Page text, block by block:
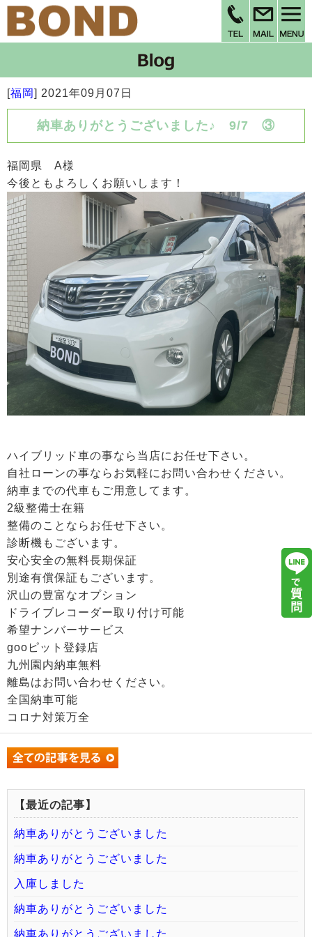
[福岡] 2021年09月07日
納車ありがとうございました♪ 9/7 ③
福岡県 A様
今後ともよろしくお願いします！
ハイブリッド車の事なら当店にお任せ下さい。
自社ローンの事ならお気軽にお問い合わせください。
納車までの代車もご用意してます。
2級整備士在籍
整備のことならお任せ下さい。
診断機もございます。
安心安全の無料長期保証
別途有償保証もございます。
沢山の豊富なオプション
ドライブレコーダー取り付け可能
希望ナンバーサービス
gooピット登録店
九州園内納車無料
離島はお問い合わせください。
全国納車可能
コロナ対策万全
【最近の記事】
納車ありがとうございました
納車ありがとうございました
入庫しました
納車ありがとうございました
納車ありがとうございました